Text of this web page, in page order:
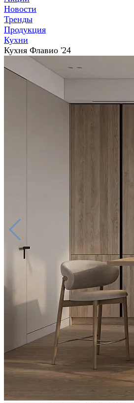
Новости
Тренды
Продукция
Кухни
Кухня Флавио '24